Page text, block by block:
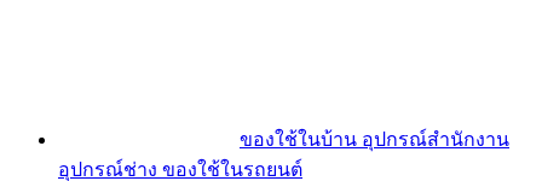
ของใช้ในบ้าน อุปกรณ์สำนักงาน
อุปกรณ์ช่าง ของใช้ในรถยนต์